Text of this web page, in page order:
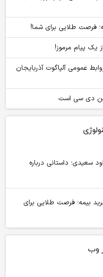
سعیدی؛ داستانی درباره
بیمه؛ فرصت طلایی برای
وب
فرصت طلایی برای شما!
یک پیام مرموز!
عمومی آلپاگوت آذربایجان
دی سی است